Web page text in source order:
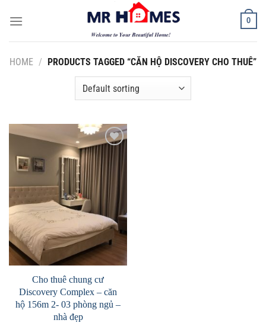
0
HOME / PRODUCTS TAGGED “CĂN HỘ DISCOVERY CHO THUÊ”
Add to
Cho thuê chung cư
Discovery Complex – căn
hộ 156m 2- 03 phòng ngủ –
nhà đẹp